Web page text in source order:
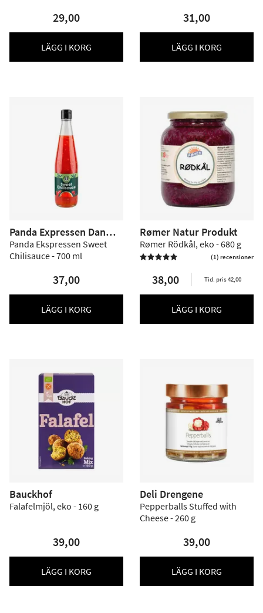
29,00
LÄGG I KORG
31,00
LÄGG I KORG
Panda Expressen Danma
rk
Panda Ekspressen Sweet
Chilisauce - 700 ml
37,00
LÄGG I KORG
Rømer Natur Produkt
Rømer Rödkål, eko - 680 g
 (1) recensioner
38,00 Tid. pris 42,00
LÄGG I KORG
Bauckhof
Falafelmjöl, eko - 160 g
39,00
LÄGG I KORG
Deli Drengene
Pepperballs Stuffed with
Cheese - 260 g
39,00
LÄGG I KORG